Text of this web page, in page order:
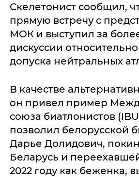
Скелетонист сообщил,
прямую встречу с
МОК и выступил за
дискуссии
допуска нейтральных
В качестве
он привел пример
союза биатлонистов
позволил белорусской
Дарье Долидович,
Беларусь и
2022 году как беженка,